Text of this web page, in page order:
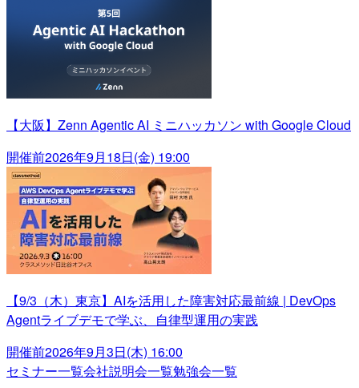
【大阪】Zenn Agentic AI ミニハッカソン with Google Cloud
開催前2026年9月18日(金) 19:00
【9/3（木）東京】AIを活用した障害対応最前線 | DevOps
Agentライブデモで学ぶ、自律型運用の実践
開催前2026年9月3日(木) 16:00
セミナー一覧会社説明会一覧勉強会一覧